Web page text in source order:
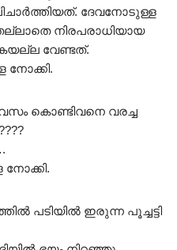
ദേവനോടുള്ള
നിരപരാധിയായ
വേണ്ടത്.
കൊണ്ടിവനെ വരച്ച
പടിയിൽ ഇരുന്ന പൂച്ചട്ടി